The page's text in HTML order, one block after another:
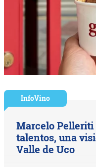
InfoVino
Marcelo Pelleriti
talentos, una
Valle de Uco